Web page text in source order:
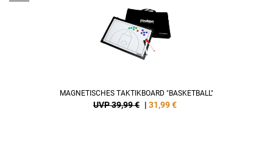
MAGNETISCHES TAKTIKBOARD "BASKETBALL"
UVP 39,99 € | 31,99€